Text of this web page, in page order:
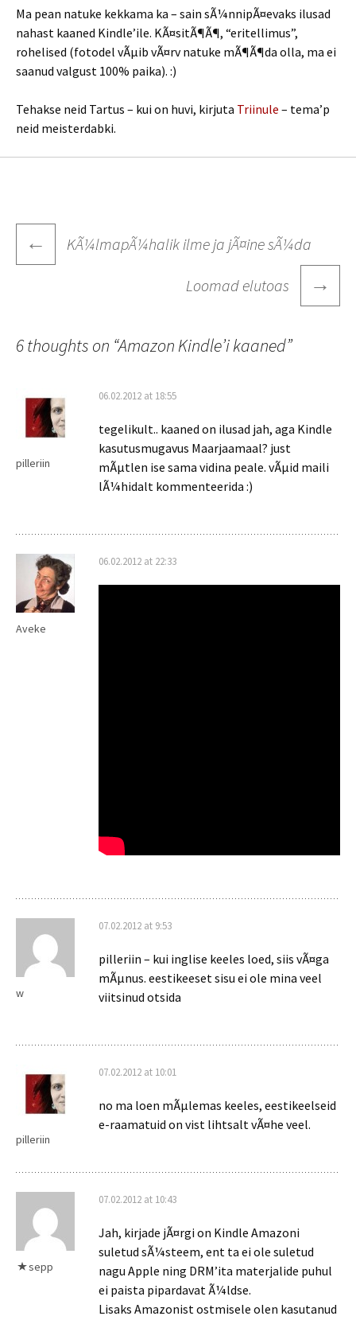
Ma pean natuke kekkama ka – sain sÃ¼nnipÃ¤evaks ilusad
nahast kaaned Kindle’ile. KÃ¤sitÃ¶Ã¶, “eritellimus”,
rohelised (fotodel vÃµib vÃ¤rv natuke mÃ¶Ã¶da olla, ma ei
saanud valgust 100% paika). :)
Tehakse neid Tartus – kui on huvi, kirjuta Triinule – tema’p
neid meisterdabki.
Post
navigation
← KÃ¼lmapÃ¼halik ilme ja jÃ¤ine sÃ¼da
Loomad elutoas →
6 thoughts on “Amazon Kindle’i kaaned”
pilleriin
06.02.2012 at 18:55
tegelikult.. kaaned on ilusad jah, aga Kindle
kasutusmugavus Maarjaamaal? just
mÃµtlen ise sama vidina peale. vÃµid maili
lÃ¼hidalt kommenteerida :)
Aveke
06.02.2012 at 22:33
w
07.02.2012 at 9:53
pilleriin – kui inglise keeles loed, siis vÃ¤ga
mÃµnus. eestikeeset sisu ei ole mina veel
viitsinud otsida
pilleriin
07.02.2012 at 10:01
no ma loen mÃµlemas keeles, eestikeelseid
e-raamatuid on vist lihtsalt vÃ¤he veel.
sepp
07.02.2012 at 10:43
Jah, kirjade jÃ¤rgi on Kindle Amazoni
suletud sÃ¼steem, ent ta ei ole suletud
nagu Apple ning DRM’ita materjalide puhul
ei paista pipardavat Ã¼ldse.
Lisaks Amazonist ostmisele olen kasutanud